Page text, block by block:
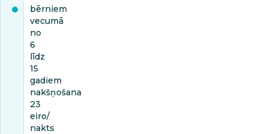
bērniem
vecumā
no
6
līdz
15
gadiem
nakšņošana
23
eiro/
nakts